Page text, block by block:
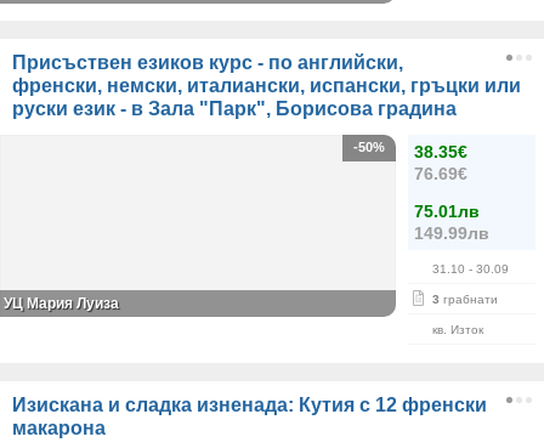
Присъствен езиков курс - по английски,
френски, немски, италиански, испански, гръцки или
руски език - в Зала "Парк", Борисова градина
38.35€
76.69€
75.01лв
149.99лв
31.10 - 30.09
3 грабнати
кв. Изток
-50%
УЦ Мария Луиза
Изискана и сладка изненада: Кутия с 12 френски
макарона